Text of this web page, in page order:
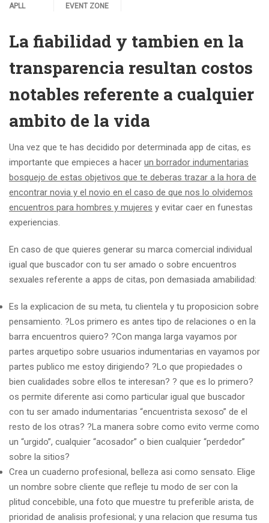
APLL
EVENT ZONE
La fiabilidad y tambien en la
transparencia resultan costos
notables referente a cualquier
ambito de la vida
Una vez que te has decidido por determinada app de citas, es
importante que empieces a hacer un borrador indumentarias
bosquejo de estas objetivos que te deberas trazar a la hora de
encontrar novia y el novio en el caso de que nos lo olvidemos
encuentros para hombres y mujeres y evitar caer en funestas
experiencias.
En caso de que quieres generar su marca comercial individual
igual que buscador con tu ser amado o sobre encuentros
sexuales referente a apps de citas, pon demasiada amabilidad:
Es la explicacion de su meta, tu clientela y tu proposicion sobre
pensamiento. ?Los primero es antes tipo de relaciones o en la
barra encuentros quiero? ?Con manga larga vayamos por
partes arquetipo sobre usuarios indumentarias en vayamos por
partes publico me estoy dirigiendo? ?Lo que propiedades o
bien cualidades sobre ellos te interesan? ? que es lo primero?
os permite diferente asi­ como particular igual que buscador
con tu ser amado indumentarias “encuentrista sexoso” de el
resto de los otras? ?La manera sobre como evito verme como
un “urgido”, cualquier “acosador” o bien cualquier “perdedor”
sobre la sitios?
Crea un cuaderno profesional, belleza asi­ como sensato. Elige
un nombre sobre cliente que refleje tu modo de ser con la
plitud concebible, una foto que muestre tu preferible arista, de
prioridad de analisis profesional; y una relacion que resuma tus